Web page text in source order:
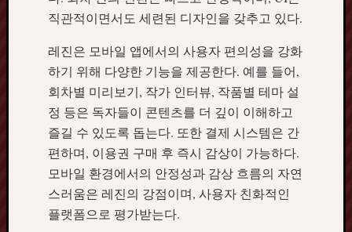
직관적이면서도 세련된 디자인을 갖추고 있다.
레진은 모바일 앱에서의 사용자 편의성을 강화
하기 위해 다양한 기능을 제공한다. 예를 들어,
회차별 미리보기, 작가 인터뷰, 작품별 테마 설
정 등은 독자들이 콘텐츠를 더 깊이 이해하고
즐길 수 있도록 돕는다. 또한 결제 시스템은 간
편하며, 이용권 구매 후 즉시 감상이 가능하다.
모바일 환경에서의 안정성과 감상 흐름의 자연
스러움은 레진의 강점이며, 사용자 친화적인
플랫폼으로 평가받는다.